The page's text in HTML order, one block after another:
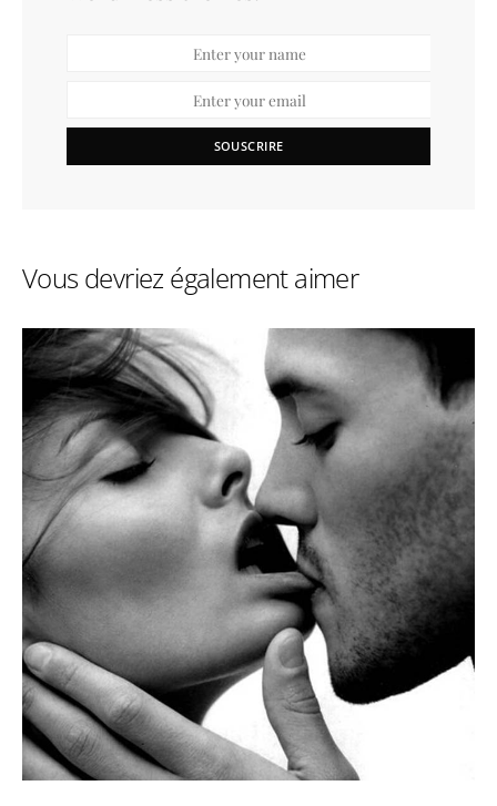
SOUSCRIRE
Vous devriez également aimer